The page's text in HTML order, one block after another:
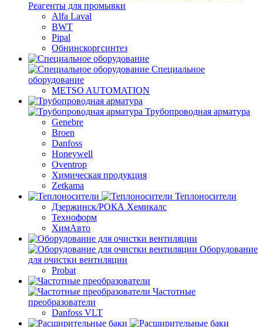
Реагенты для промывки
Alfa Laval
BWT
Pipal
Обнинскоргсинтез
Специальное
оборудование
METSO AUTOMATION
Трубопроводная арматура
Genebre
Broen
Danfoss
Honeywell
Oventrop
Химическая продукция
Zetkama
Теплоносители
Дзержинск/РОКА Хемикалс
Техноформ
ХимАвто
Оборудование
для очистки вентиляции
Probat
Частотные
преобразователи
Danfoss VLT